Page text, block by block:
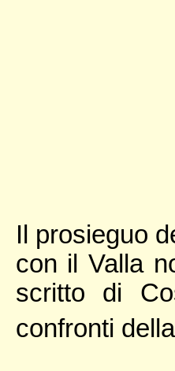
Il prosieguo
con il Valla
scritto di
confronti